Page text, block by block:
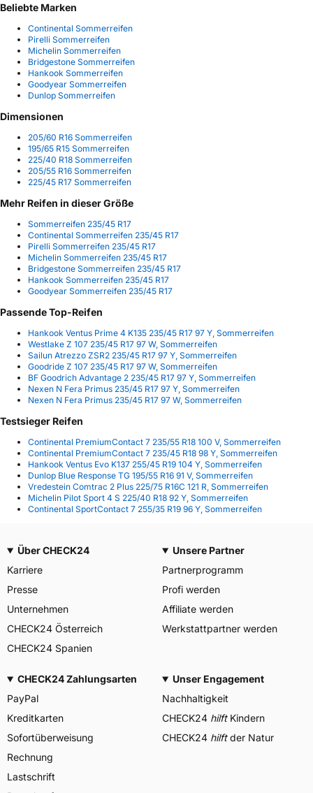
Beliebte Marken
Continental Sommerreifen
Pirelli Sommerreifen
Michelin Sommerreifen
Bridgestone Sommerreifen
Hankook Sommerreifen
Goodyear Sommerreifen
Dunlop Sommerreifen
Dimensionen
205/60 R16 Sommerreifen
195/65 R15 Sommerreifen
225/40 R18 Sommerreifen
205/55 R16 Sommerreifen
225/45 R17 Sommerreifen
Mehr Reifen in dieser Größe
Sommerreifen 235/45 R17
Continental Sommerreifen 235/45 R17
Pirelli Sommerreifen 235/45 R17
Michelin Sommerreifen 235/45 R17
Bridgestone Sommerreifen 235/45 R17
Hankook Sommerreifen 235/45 R17
Goodyear Sommerreifen 235/45 R17
Passende Top-Reifen
Hankook Ventus Prime 4 K135 235/45 R17 97 Y, Sommerreifen
Westlake Z 107 235/45 R17 97 W, Sommerreifen
Sailun Atrezzo ZSR2 235/45 R17 97 Y, Sommerreifen
Goodride Z 107 235/45 R17 97 W, Sommerreifen
BF Goodrich Advantage 2 235/45 R17 97 Y, Sommerreifen
Nexen N Fera Primus 235/45 R17 97 Y, Sommerreifen
Nexen N Fera Primus 235/45 R17 97 W, Sommerreifen
Testsieger Reifen
Continental PremiumContact 7 235/55 R18 100 V, Sommerreifen
Continental PremiumContact 7 235/45 R18 98 Y, Sommerreifen
Hankook Ventus Evo K137 255/45 R19 104 Y, Sommerreifen
Dunlop Blue Response TG 195/55 R16 91 V, Sommerreifen
Vredestein Comtrac 2 Plus 225/75 R16C 121 R, Sommerreifen
Michelin Pilot Sport 4 S 225/40 R18 92 Y, Sommerreifen
Continental SportContact 7 255/35 R19 96 Y, Sommerreifen
Über CHECK24
Karriere
Presse
Unternehmen
CHECK24 Österreich
CHECK24 Spanien
Unsere Partner
Partnerprogramm
Profi werden
Affiliate werden
Werkstattpartner werden
CHECK24 Zahlungsarten
PayPal
Kreditkarten
Sofortüberweisung
Rechnung
Lastschrift
Unser Engagement
Nachhaltigkeit
CHECK24 hilftKindern
CHECK24 hilftder Natur